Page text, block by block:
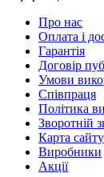
Про нас
Оплата і
Гарантія
Договір
Умови
Співпраця
Політика
Зворотній
Карта сайту
Виробники
Акції